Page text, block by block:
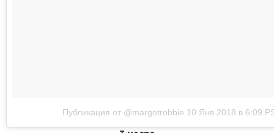
Публикация от @margotrobbie 10 Янв 2018 в 6:09